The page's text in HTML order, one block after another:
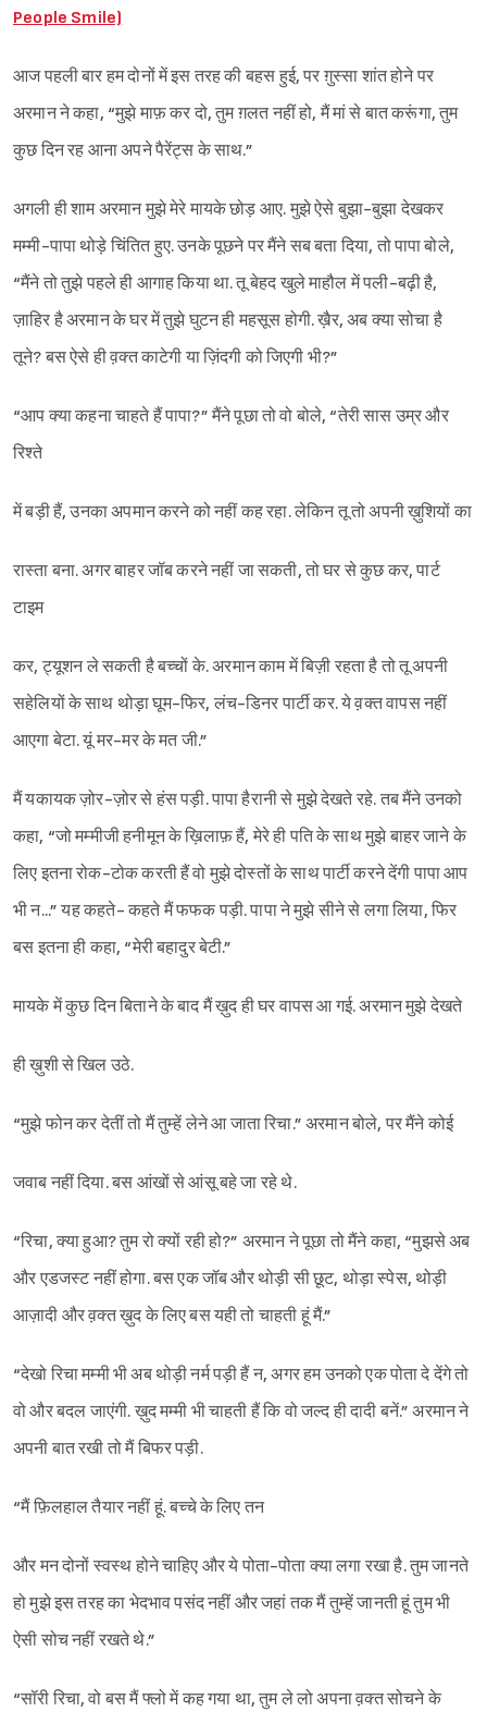
Sign in
People Smile)
आज पहली बार हम दोनों में इस तरह की बहस हुई, पर ग़ुस्सा शांत होने पर
अरमान ने कहा, “मुझे माफ़ कर दो, तुम ग़लत नहीं हो, मैं मां से बात करूंगा, तुम
कुछ दिन रह आना अपने पैरेंट्स के साथ.”
अगली ही शाम अरमान मुझे मेरे मायके छोड़ आए. मुझे ऐसे बुझा-बुझा देखकर
मम्मी-पापा थोड़े चिंतित हुए. उनके पूछने पर मैंने सब बता दिया, तो पापा बोले,
“मैंने तो तुझे पहले ही आगाह किया था. तू बेहद खुले माहौल में पली-बढ़ी है,
ज़ाहिर है अरमान के घर में तुझे घुटन ही महसूस होगी. ख़ैर, अब क्या सोचा है
तूने? बस ऐसे ही व़क्त काटेगी या ज़िंदगी को जिएगी भी?”
“आप क्या कहना चाहते हैं पापा?” मैंने पूछा तो वो बोले, “तेरी सास उम्र और
रिश्ते
में बड़ी हैं, उनका अपमान करने को नहीं कह रहा. लेकिन तू तो अपनी ख़ुशियों का
रास्ता बना. अगर बाहर जॉब करने नहीं जा सकती, तो घर से कुछ कर, पार्ट
टाइम
कर, ट्यूशन ले सकती है बच्चों के. अरमान काम में बिज़ी रहता है तो तू अपनी
सहेलियों के साथ थोड़ा घूम-फिर, लंच-डिनर पार्टी कर. ये व़क्त वापस नहीं
आएगा बेटा. यूं मर-मर के मत जी.”
मैं यकायक ज़ोर-ज़ोर से हंस पड़ी. पापा हैरानी से मुझे देखते रहे. तब मैंने उनको
कहा, “जो मम्मीजी हनीमून के ख़िलाफ़ हैं, मेरे ही पति के साथ मुझे बाहर जाने के
लिए इतना रोक-टोक करती हैं वो मुझे दोस्तों के साथ पार्टी करने देंगी पापा आप
भी न...” यह कहते- कहते मैं फफक पड़ी. पापा ने मुझे सीने से लगा लिया, फिर
बस इतना ही कहा, “मेरी बहादुर बेटी.”
मायके में कुछ दिन बिताने के बाद मैं ख़ुद ही घर वापस आ गई. अरमान मुझे देखते
ही ख़ुशी से खिल उठे.
“मुझे फोन कर देतीं तो मैं तुम्हें लेने आ जाता रिचा.” अरमान बोले, पर मैंने कोई
जवाब नहीं दिया. बस आंखों से आंसू बहे जा रहे थे.
“रिचा, क्या हुआ? तुम रो क्यों रही हो?” अरमान ने पूछा तो मैंने कहा, “मुझसे अब
और एडजस्ट नहीं होगा. बस एक जॉब और थोड़ी सी छूट, थोड़ा स्पेस, थोड़ी
आज़ादी और व़क्त ख़ुद के लिए बस यही तो चाहती हूं मैं.”
“देखो रिचा मम्मी भी अब थोड़ी नर्म पड़ी हैं न, अगर हम उनको एक पोता दे देंगे तो
वो और बदल जाएंगी. ख़ुद मम्मी भी चाहती हैं कि वो जल्द ही दादी बनें.” अरमान ने
अपनी बात रखी तो मैं बिफर पड़ी.
“मैं फ़िलहाल तैयार नहीं हूं. बच्चे के लिए तन
और मन दोनों स्वस्थ होने चाहिए और ये पोता-पोता क्या लगा रखा है. तुम जानते
हो मुझे इस तरह का भेदभाव पसंद नहीं और जहां तक मैं तुम्हें जानती हूं तुम भी
ऐसी सोच नहीं रखते थे.”
“सॉरी रिचा, वो बस मैं फ्लो में कह गया था, तुम ले लो अपना व़क्त सोचने के